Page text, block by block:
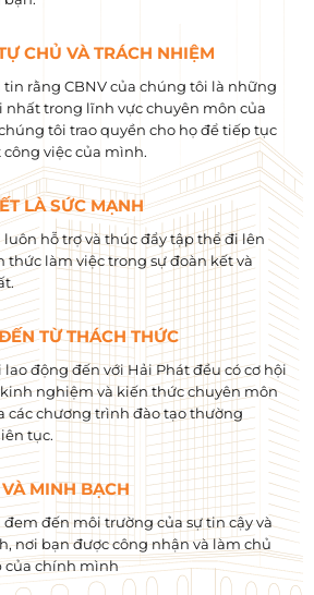
CHỦ VÀ TRÁCH NHIỆM
rằng CBNV của chúng tôi là những
nhất trong lĩnh vực chuyên môn của
tôi trao quyền cho họ để tiếp tục
công việc của mình.
LÀ SỨC MẠNH
hỗ trợ và thúc đẩy tập thể đi lên
thức làm việc trong sự đoàn kết và
TỪ THÁCH THỨC
lao động đến với Hải Phát đều có cơ hội
nghiệm và kiến ​​thức chuyên môn
các chương trình đào tạo thường
tục.
MINH BẠCH
đến môi trường của sự tin cậy và
nơi bạn được công nhận và làm chủ
của chính mình